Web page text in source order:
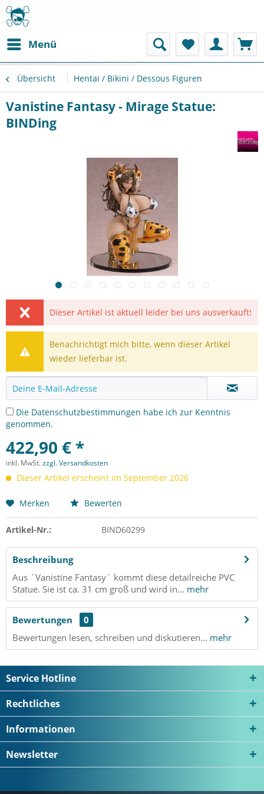
Menü
Übersicht Hentai / Bikini / Dessous Figuren
Vanistine Fantasy - Mirage Statue:
BINDing
Dieser Artikel ist aktuell leider bei uns ausverkauft!
Benachrichtigt mich bitte, wenn dieser Artikel
wieder lieferbar ist.
Die Datenschutzbestimmungen habe ich zur Kenntnis
genommen.
422,90 € *
inkl. MwSt.zzgl. Versandkosten
Dieser Artikel erscheint im September 2026
Merken Bewerten
Artikel-Nr.: BIND60299
Beschreibung
Aus ´Vanistine Fantasy´ kommt diese detailreiche PVC
Statue. Sie ist ca. 31 cm groß und wird in... mehr
Bewertungen
0
Bewertungen lesen, schreiben und diskutieren... mehr
Service Hotline
Rechtliches
Informationen
Newsletter